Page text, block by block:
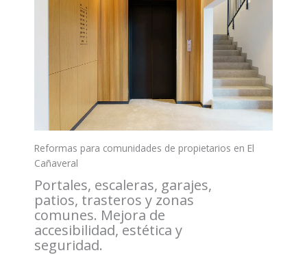
Reformas para comunidades de propietarios en El
Cañaveral
Portales, escaleras, garajes,
patios, trasteros y zonas
comunes. Mejora de
accesibilidad, estética y
seguridad.